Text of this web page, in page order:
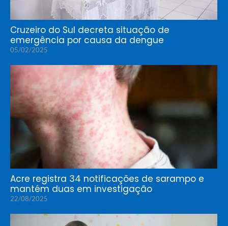
Cruzeiro do Sul decreta situação de
emergência por causa da dengue
05/02/2025
Acre registra 34 notificações de sarampo e
mantém duas em investigação
22/08/2025